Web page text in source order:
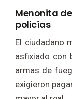
Menonita
policías
El ciudadano
asfixiado con
armas de
exigieron